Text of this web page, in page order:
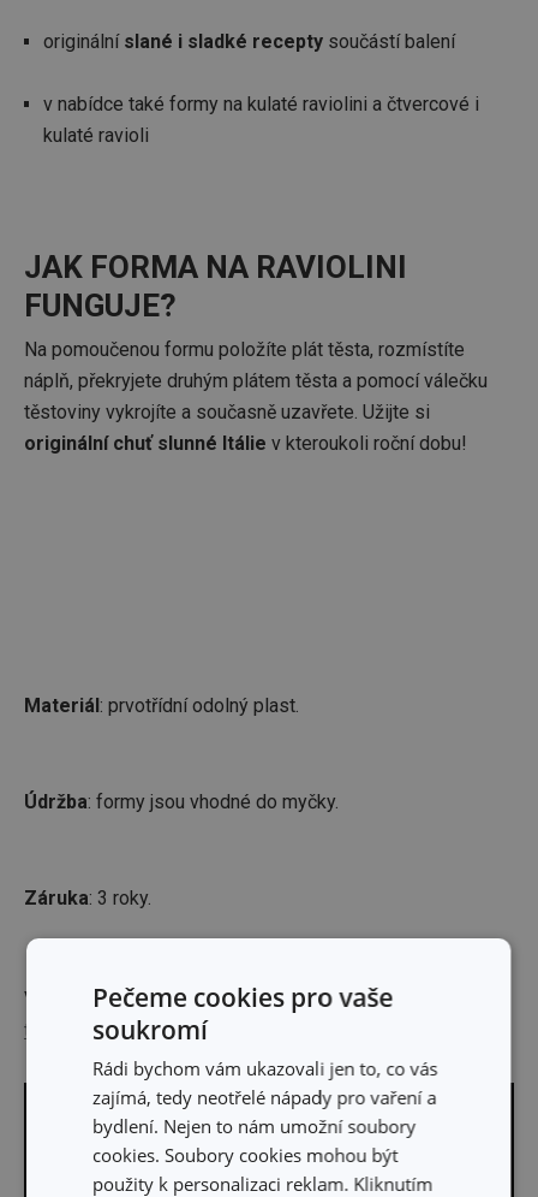
originálníslané i sladké recepty součástí balení
v nabídce také formy na kulaté raviolini a čtvercové i
kulaté ravioli
JAK FORMA NA RAVIOLINI
FUNGUJE?
Na pomoučenou formu položíte plát těsta, rozmístíte
náplň, překryjete druhým plátem těsta a pomocí válečku
těstoviny vykrojíte a současně uzavřete. Užijte si
originální chuť slunné Itálie v kteroukoli roční dobu!
Materiál: prvotřídní odolný plast.
Údržba: formy jsou vhodné do myčky.
Záruka: 3 roky.
Výrobce: TESCOMA s. r. o., U Tescomy 241, 760 01 Zlín;
tescoma@tescoma.cz
Pečeme cookies pro vaše
soukromí
Rádi bychom vám ukazovali jen to, co vás
zajímá, tedy neotřelé nápady pro vaření a
bydlení. Nejen to nám umožní soubory
cookies. Soubory cookies mohou být
použity k personalizaci reklam. Kliknutím